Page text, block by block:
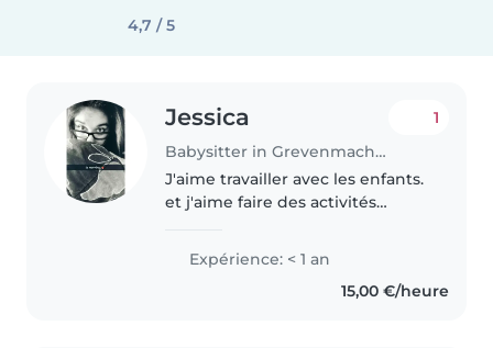
4,7 / 5
Jessica
Babysitter in Grevenmacher
1
J'aime travailler avec les enfants.
et j'aime faire des activités
eux.Je suis disponible à votre
convenance la plupart des jours
Expérience: < 1 an
15,00 €/heure